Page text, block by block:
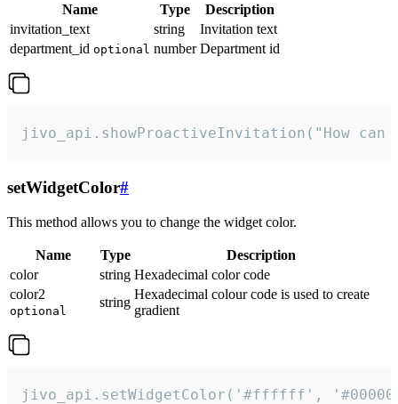
Name Type
Description
invitation_text
string
Invitation text
department_id optional number Department id
jivo_api.showProactiveInvitation("How
setWidgetColor#
This method allows you to change the widget color.
Name Type
Description
color
string Hexadecimal color code
color2
optional
string
Hexadecimal colour code is used to create
gradient
jivo_api.setWidgetColor('#ffffff',